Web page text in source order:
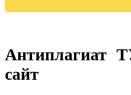
Антиплагиат
сайт